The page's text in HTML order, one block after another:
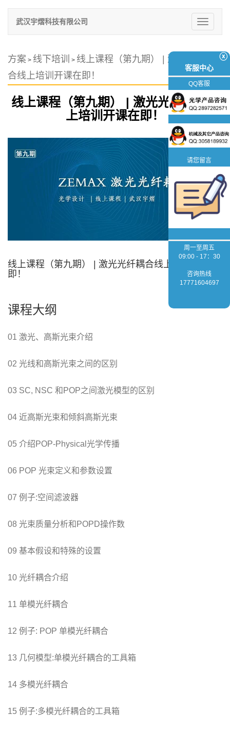
切
换
武汉宇熠科技有限公司
方案 > 线下培训 > 线上课程（第九期） | 激光光纤耦
合线上培训开课在即！
线上课程（第九期） | 激光光纤耦合线
上培训开课在即！
线上课程（第九期） | 激光光纤耦合线上培训开课在
即！
课程大纲
01 激光、高斯光束介绍
02 光线和高斯光束之间的区别
03 SC, NSC 和POP之间激光模型的区别
04 近高斯光束和倾斜高斯光束
05 介绍POP-Physical光学传播
06 POP 光束定义和参数设置
07 例子:空间滤波器
08 光束质量分析和POPD操作数
09 基本假设和特殊的设置
10 光纤耦合介绍
11 单模光纤耦合
12 例子: POP 单模光纤耦合
13 几何模型:单模光纤耦合的工具箱
14 多模光纤耦合
15 例子:多模光纤耦合的工具箱
ⓧ
客服中心
QQ客服
请您留言
周一至周五
09:00 - 17：30
咨询热线
17771604697